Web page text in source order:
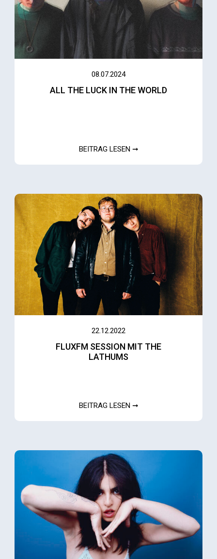
08.07.2024
ALL THE LUCK IN THE WORLD
BEITRAG LESEN ➞
22.12.2022
FLUXFM SESSION MIT THE
LATHUMS
BEITRAG LESEN ➞